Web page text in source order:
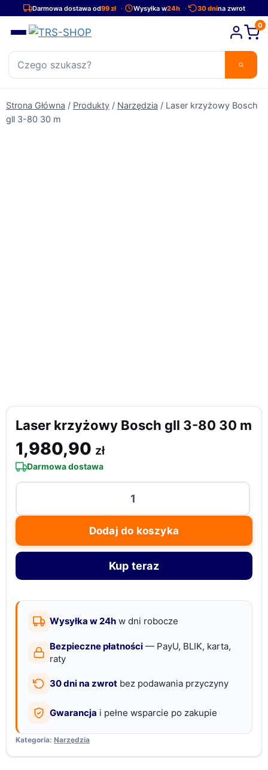
PrzejdźDarmowa dostawa od99 zł Wysyłka w24h 30 dnina zwrot
0
Strona Główna / Produkty / Narzędzia / Laser krzyżowy Bosch
gll 3-80 30 m
Laser krzyżowy Bosch gll 3-80 30 m
1,980,90 zł
Darmowa dostawa
krzyżowy
Bosch
gll
30
Dodaj do koszyka
Kup teraz
Wysyłka w 24h w dni robocze
Bezpieczne płatności — PayU, BLIK, karta,
raty
30 dni na zwrot bez podawania przyczyny
Gwarancja i pełne wsparcie po zakupie
Kategoria: Narzędzia